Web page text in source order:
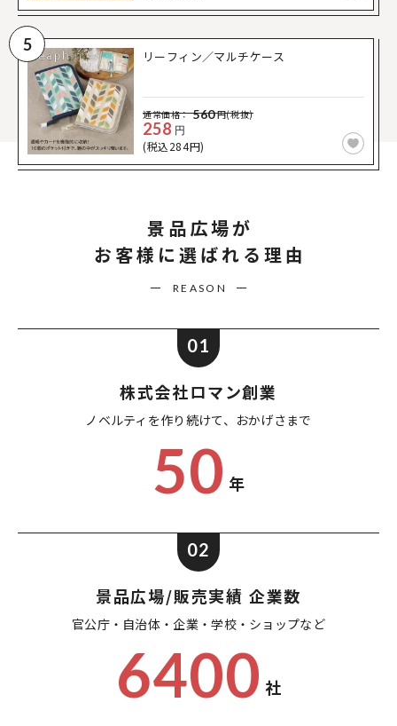
5
リーフィン／マルチケース
通常価格： 560円(税抜)
258 円
(税込284円)
景品広場が
お客様に選ばれる理由
REASON
01
株式会社ロマン創業
ノベルティを作り続けて、 おかげさまで
50 年
02
景品広場/販売実績 企業数
官公庁・自治体・企業・学校・ショップなど
6400 社